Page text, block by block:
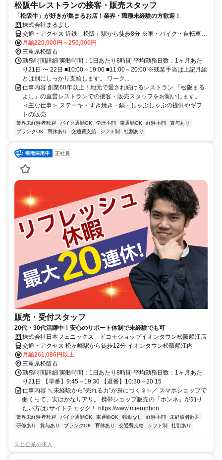
松阪牛レストランの接客・販売スタッフ
「松阪牛」が好きが集まるお店！業界・職種未経験の方歓迎！
株式会社まるよし
交通・アクセス 近鉄「松阪」駅から徒歩8分 ※車・バイク・自転車通
勤可、無料駐車場完備
月給220,000円～250,000円
三重県松阪市
勤務時間詳細 実働時間：1日あたり8時間 平均勤務日数：1ヶ月あた
り21日 〜 22日 ■10:00～19:00 ■11:00～20:00 ※残業手当は上記月給
とは別にしっかり支給します。 ワーク...
仕事内容 創業60年以上！地元で愛され続けるレストラン 「松阪まる
よし」の直営レストランでの接客・販売スタッフをお願いします。
＜主な仕事＞ ステーキ・すき焼き・鍋・しゃぶしゃぶの提供やギフ
トの販売...
業界未経験者歓迎 バイク通勤OK 学歴不問 車通勤OK 経験不問
賞与あり
ブランクOK
育休あり 交通費支給 シフト制 社割あり
正社員
販売・受付スタッフ
20代・30代活躍中！安心のサポート体制で未経験でも可
株式会社日本フェニックス ドコモショップイオンタウン松阪船江店
交通・アクセス 松ヶ崎駅から徒歩12分 イオンタウン松阪船江内
月給261,086円以上
三重県松阪市
勤務時間詳細 実働時間：1日あたり8時間 平均勤務日数：1ヶ月あた
り21日 【早番】9:45～19:30 【遅番】10:30～20:15
仕事内容 ＼未経験から“売れる力”が身につく📱✨／ スマホショップで
働くって、実はかなりアリ。 携帯ショップ販売の「ホンネ」が知り
たい方は↓サイトチェック！ https://www.mieruphon...
業界未経験者歓迎 バイク通勤OK 車通勤OK 転勤なし 経験不問
未経験者歓迎
研修あり
賞与あり ブランクOK 育休あり 交通費支給 シフト制 社割あり
同じ企業の求人